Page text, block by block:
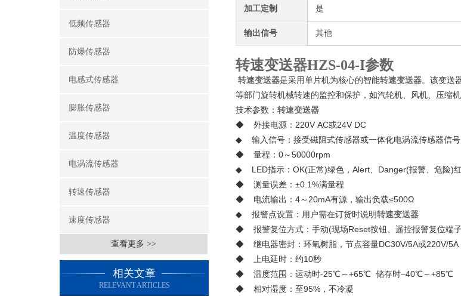
低频传感器
防爆传感器
电感式传感器
膨胀传感器
温度传感器
电涡流传感器
转速传感器
速度传感器
查看更多 >>
相关文章
RELEVANT ARTICLES
加工定制 是
输出信号 其他
转速变送器HZS-04-I参数
转速变送器是采用单片机为核心的智能转速变送器。该变送
等部门旋转机械转速的监控和保护，如汽轮机、风机、压缩机
技术参数： 转速变送器
◆ 外接电源：220V AC或24V DC
◆ 输入信号：接受磁阻式传感器或一体化电涡流传感器信号
◆ 量程：0～50000rpm
◆ LED指示：OK(正常)绿色，Alert、Danger(报警、危险)
◆ 测量误差：±0.1%满量程
◆ 电流输出：4～20mA有源，输出负载≤500Ω
◆ 报警点设置：用户需在订货时说明转速变送器
◆ 报警复位方式：手动(现场Reset按钮、遥控报警复位端
◆ 继电器密封：环氧树脂，节点容量DC30V/5A或220V/5A
◆ 上电延时：约10秒
◆ 温度范围：运动时-25℃～+65℃ 储存时–40℃～+85℃
◆ 相对湿度：至95%，不冷凝